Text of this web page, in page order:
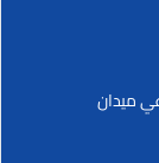
ميدان